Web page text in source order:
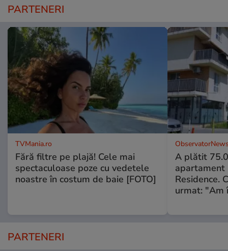
PARTENERI
TVMania.ro
Fără filtre pe plajă! Cele mai
spectaculoase poze cu vedetele
noastre în costum de baie [FOTO]
A plătit
apartament
Residence.
urmat: "Am
PARTENERI